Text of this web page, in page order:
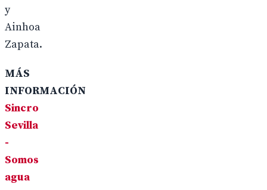
y
Ainhoa
Zapata.
MÁS
INFORMACIÓN
Sincro
Sevilla
-
Somos
agua